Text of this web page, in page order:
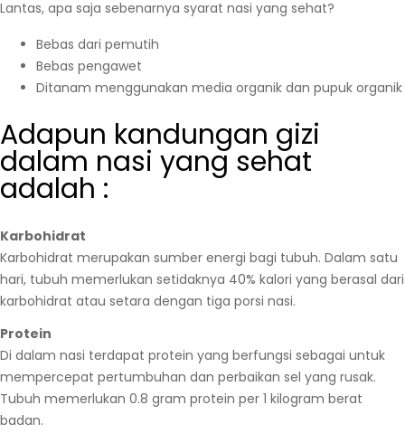
Lantas, apa saja sebenarnya syarat nasi yang sehat?
Bebas dari pemutih
Bebas pengawet
Ditanam menggunakan media organik dan pupuk organik
Adapun kandungan gizi
dalam nasi yang sehat
adalah :
Karbohidrat
Karbohidrat merupakan sumber energi bagi tubuh. Dalam satu
hari, tubuh memerlukan setidaknya 40% kalori yang berasal dari
karbohidrat atau setara dengan tiga porsi nasi.
Protein
Di dalam nasi terdapat protein yang berfungsi sebagai untuk
mempercepat pertumbuhan dan perbaikan sel yang rusak.
Tubuh memerlukan 0.8 gram protein per 1 kilogram berat
badan.